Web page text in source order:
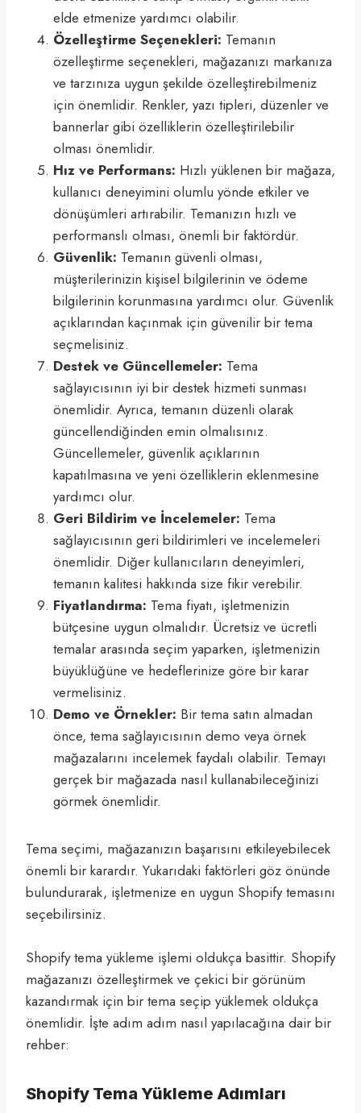
elde etmenize yardımcı olabilir.
Özelleştirme Seçenekleri: Temanın
özelleştirme seçenekleri, mağazanızı markanıza
ve tarzınıza uygun şekilde özelleştirebilmeniz
için önemlidir. Renkler, yazı tipleri, düzenler ve
bannerlar gibi özelliklerin özelleştirilebilir
olması önemlidir.
Hız ve Performans: Hızlı yüklenen bir mağaza,
kullanıcı deneyimini olumlu yönde etkiler ve
dönüşümleri artırabilir. Temanızın hızlı ve
performanslı olması, önemli bir faktördür.
Güvenlik: Temanın güvenli olması,
müşterilerinizin kişisel bilgilerinin ve ödeme
bilgilerinin korunmasına yardımcı olur. Güvenlik
açıklarından kaçınmak için güvenilir bir tema
seçmelisiniz.
Destek ve Güncellemeler: Tema
sağlayıcısının iyi bir destek hizmeti sunması
önemlidir. Ayrıca, temanın düzenli olarak
güncellendiğinden emin olmalısınız.
Güncellemeler, güvenlik açıklarının
kapatılmasına ve yeni özelliklerin eklenmesine
yardımcı olur.
Geri Bildirim ve İncelemeler: Tema
sağlayıcısının geri bildirimleri ve incelemeleri
önemlidir. Diğer kullanıcıların deneyimleri,
temanın kalitesi hakkında size fikir verebilir.
Fiyatlandırma: Tema fiyatı, işletmenizin
bütçesine uygun olmalıdır. Ücretsiz ve ücretli
temalar arasında seçim yaparken, işletmenizin
büyüklüğüne ve hedeflerinize göre bir karar
vermelisiniz.
Demo ve Örnekler: Bir tema satın almadan
önce, tema sağlayıcısının demo veya örnek
mağazalarını incelemek faydalı olabilir. Temayı
gerçek bir mağazada nasıl kullanabileceğinizi
görmek önemlidir.
Tema seçimi, mağazanızın başarısını etkileyebilecek
önemli bir karardır. Yukarıdaki faktörleri göz önünde
bulundurarak, işletmenize en uygun Shopify temasını
seçebilirsiniz.
Shopify tema yükleme işlemi oldukça basittir. Shopify
mağazanızı özelleştirmek ve çekici bir görünüm
kazandırmak için bir tema seçip yüklemek oldukça
önemlidir. İşte adım adım nasıl yapılacağına dair bir
rehber:
Shopify Tema Yükleme Adımları